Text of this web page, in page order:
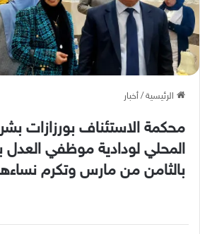
الرئيسية/أخبار
محكمة الاستئناف بورزازات
المحلي لودادية موظفي العدل
بالثامن من مارس وتكرم